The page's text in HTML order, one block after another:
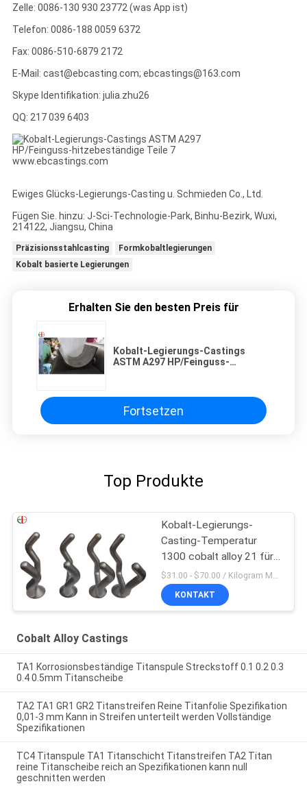
Zelle: 0086-130 930 23772 (was App ist)
Telefon: 0086-188 0059 6372
Fax: 0086-510-6879 2172
E-Mail: cast@ebcasting.com; ebcastings@163.com
Skype Identifikation: julia.zhu26
QQ: 217 039 6403
www.ebcastings.com
Ewiges Glücks-Legierungs-Casting u. Schmieden Co., Ltd.
Fügen Sie. hinzu: J-Sci-Technologie-Park, Binhu-Bezirk, Wuxi,
214122, Jiangsu, China
Präzisionsstahlcasting
Formkobaltlegierungen
Kobalt basierte Legierungen
Erhalten Sie den besten Preis für
Kobalt-Legierungs-Castings
ASTM A297 HP/Feinguss-
Fortsetzen
Top Produkte
Kobalt-Legierungs-
Casting-Temperatur
1300 cobalt alloy 21 für
Pulver-Metallurgie
KONTAKT
Cobalt Alloy Castings
TA1 Korrosionsbeständige Titanspule Streckstoff 0.1 0.2 0.3
0.4 0.5mm Titanscheibe
TA2 TA1 GR1 GR2 Titanstreifen Reine Titanfolie Spezifikation
0,01-3 mm Kann in Streifen unterteilt werden Vollständige
Spezifikationen
TC4 Titanspule TA1 Titanschicht Titanstreifen TA2 Titan
reine Titanscheibe reich an Spezifikationen kann null
geschnitten werden